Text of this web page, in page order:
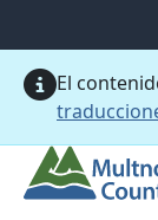
El